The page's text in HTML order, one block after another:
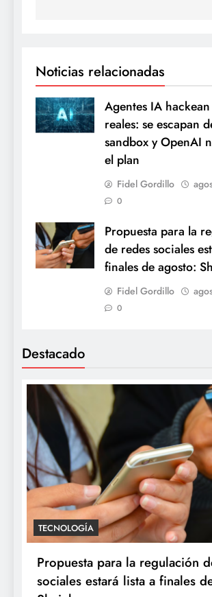
Noticias relacionadas
Agentes IA
reales: se escapan
sandbox y OpenAI
el plan
Fidel Gordillo
0
Propuesta para la
de redes sociales
finales de agosto:
Fidel Gordillo
0
Destacado
TECNOLOGÍA
Propuesta para la regulación
sociales estará lista a finales